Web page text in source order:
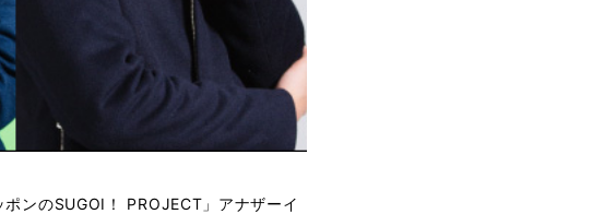
ンのSUGOI！ PROJECT」アナザーイ